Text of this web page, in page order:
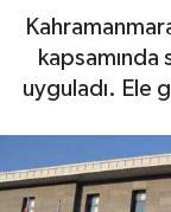
kapsamında
uyguladı. Ele
Haberde
Kültür
Magazin